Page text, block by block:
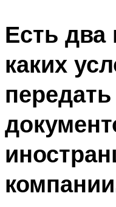
Есть два
каких
передать